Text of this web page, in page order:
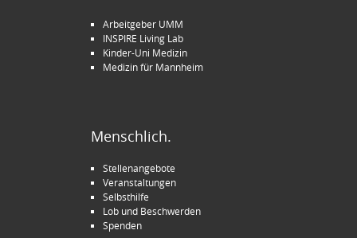
Arbeitgeber UMM
INSPIRE Living Lab
Kinder-Uni Medizin
Medizin für Mannheim
Menschlich.
Stellenangebote
Veranstaltungen
Selbsthilfe
Lob und Beschwerden
Spenden